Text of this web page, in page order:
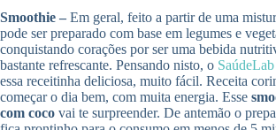
Smoothie – Em geral, feito a partir de uma
pode ser preparado com base em legumes e
conquistando corações por ser uma bebida
bastante refrescante. Pensando nisto, o SaúdeLab
essa receitinha deliciosa, muito fácil. Receita
começar o dia bem, com muita energia. Esse
com coco vai te surpreender. De antemão o